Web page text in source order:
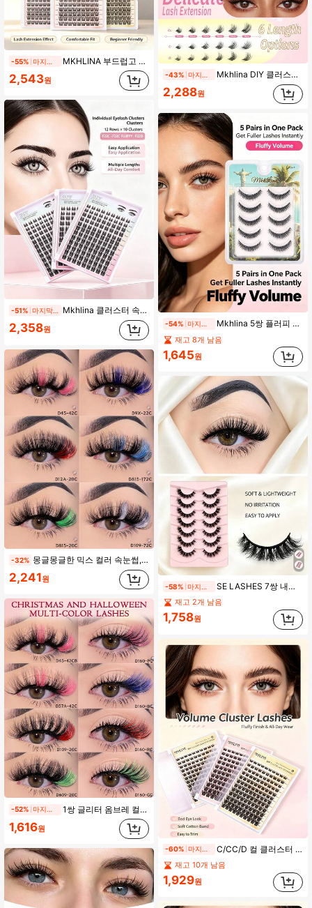
-55% MKHLINA 부드럽고 가벼운 클러스터 세그먼트 인조 속눈썹, 8-18mm 다양한 길이, 오래 지속되는 자연스럽고 섬세한 DIY 아이 메이크업 속눈썹, 쉬운 부착 및 재사용 가능 (F20)
2,543원
-51% Mkhlina 클러스터 속눈썹 익스텐션, DIY 홈 속눈썹 키트 개별 속눈썹, 가볍고 착용하기 쉬운 재사용 가능한 인조 속눈썹 여성용(F22)
2,358원
-32% 몽글몽글한 믹스 컬러 속눈썹, 1쌍 20mm 인조 밍크 속눈썹 컬러 내추럴, 빨간색 갈색 노란색 컬러 속눈썹 메이크업 스트립 속눈썹, 속눈썹, 인조 속눈썹
2,241원
-52% 1쌍 글리터 옴브레 컬러 인조 밍크 속눈썹 반짝이는 자연스러운 긴 드라마틱 풍성하고 부드러운 파티용 스트립 속눈썹, 메이크업 아티스트 및 코스프레용 컬러풀 속눈썹 연장
1,616원
-43% Mkhlina DIY 클러스터 속눈썹 연장, C/CC/D 컬 혼합 8-18mm 분절된 싱글 인조 속눈썹, 부드럽고 가벼운 사전 트리밍된 풍성한 속눈썹 번들, 홈 속눈썹 연장 메이크업에 적합 (F13)
2,288원
-54% Mkhlina 5쌍 플러피 볼륨 인조 속눈썹, 자연스러운 짧은 위스피 두꺼운 가짜 속눈썹, 부드럽고 가벼운 재사용 가능 속눈썹, 데일리 메이크업 파티용 (PT14F)
재고 8개 남음
1,645원
-58% SE LASHES 7쌍 내추럴 풀 스트립 인조 속눈썹, 부드럽고 가벼운 크로스 플러피 페이크 밍크 헤어, 15mm, 재사용 가능, 방수, 데일리 착용.카니발 파티.뮤직 페스티벌.웨딩 등 다양한 상황에 적합, 초보자 필수템
재고 2개 남음
1,758원
-60% 마지막 날 C/CC/D 컬 클러스터 싱글 속눈썹 연장, 부드럽고 자연스러운 풍성한 룩, DIY 홈 싱글 속눈썹 연장 (F24)
재고 10개 남음
1,929원